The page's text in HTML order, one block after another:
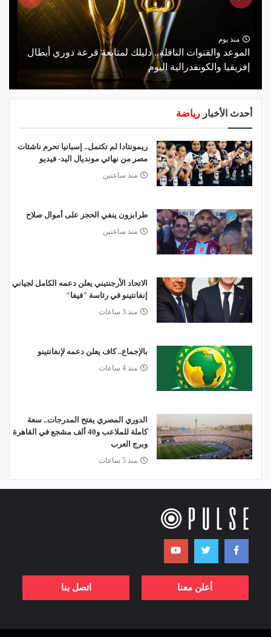
منذ يوم
الموعد والقنوات الناقلة.. دليلك لمتابعة قرعة دوري أبطال
إفريقيا والكونفدرالية اليوم
أحدث الأخبار رياضة
ريمونتادا لم تكتمل.. إسبانيا تحرم ناشئات
مصر من نهائي مونديال اليد- فيديو
منذ ساعتين
طرابزون ينفي الحجز على أموال صلاح
منذ ساعتين
الاتحاد الأرجنتيني يعلن دعمه الكامل لجياني
إنفانتينو في رئاسة "فيفا"
منذ 3 ساعات
بالإجماع.. كاف يعلن دعمه لإنفانتينو
منذ 4 ساعات
الدوري المصري يفتح المدرجات.. سعة
كاملة للملاعب و40 ألف مشجع في القاهرة
وبرج العرب
منذ 5 ساعات
أعلن معنا اتصل بنا